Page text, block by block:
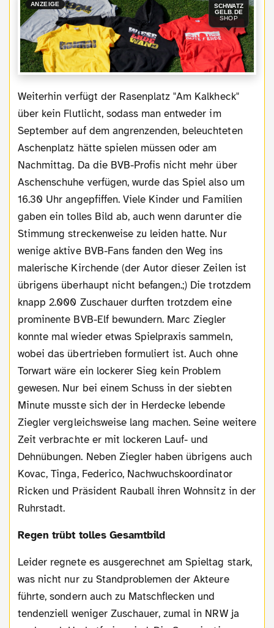
ANZEIGE
SCHWATZ
GELB.DE
SHOP
Weiterhin verfügt der Rasenplatz "Am Kalkheck"
über kein Flutlicht, sodass man entweder im
September auf dem angrenzenden, beleuchteten
Aschenplatz hätte spielen müssen oder am
Nachmittag. Da die BVB-Profis nicht mehr über
Aschenschuhe verfügen, wurde das Spiel also um
16.30 Uhr angepfiffen. Viele Kinder und Familien
gaben ein tolles Bild ab, auch wenn darunter die
Stimmung streckenweise zu leiden hatte. Nur
wenige aktive BVB-Fans fanden den Weg ins
malerische Kirchende (der Autor dieser Zeilen ist
übrigens überhaupt nicht befangen.;) Die trotzdem
knapp 2.000 Zuschauer durften trotzdem eine
prominente BVB-Elf bewundern. Marc Ziegler
konnte mal wieder etwas Spielpraxis sammeln,
wobei das übertrieben formuliert ist. Auch ohne
Torwart wäre ein lockerer Sieg kein Problem
gewesen. Nur bei einem Schuss in der siebten
Minute musste sich der in Herdecke lebende
Ziegler vergleichsweise lang machen. Seine weitere
Zeit verbrachte er mit lockeren Lauf- und
Dehnübungen. Neben Ziegler haben übrigens auch
Kovac, Tinga, Federico, Nachwuchskoordinator
Ricken und Präsident Rauball ihren Wohnsitz in der
Ruhrstadt.
Regen trübt tolles Gesamtbild
Leider regnete es ausgerechnet am Spieltag stark,
was nicht nur zu Standproblemen der Akteure
führte, sondern auch zu Matschflecken und
tendenziell weniger Zuschauer, zumal in NRW ja